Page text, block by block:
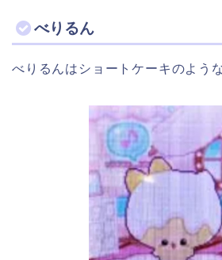
べりるん
べりるんはショートケーキのよう